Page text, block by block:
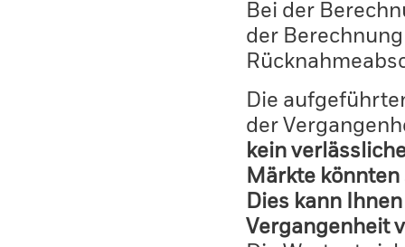
Bei der
der
Die
der
kein
Märkte
Dies kann
Vergangenheit